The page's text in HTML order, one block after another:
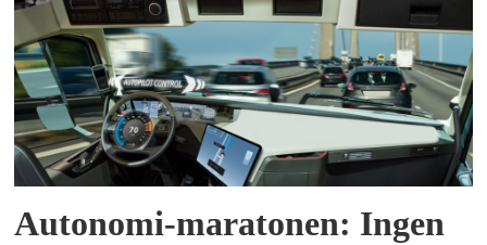
Autonomi-maratonen: Ingen